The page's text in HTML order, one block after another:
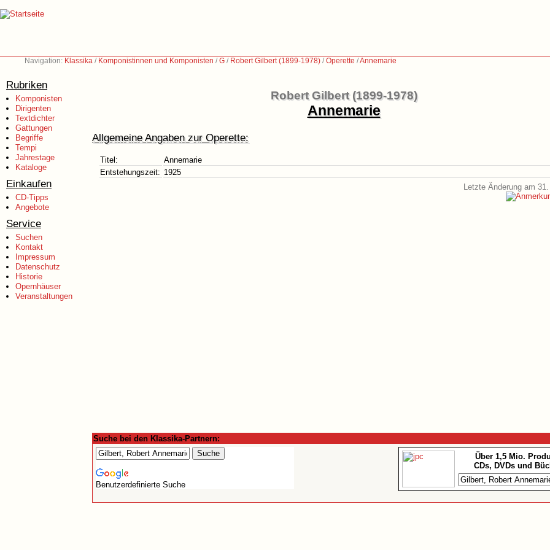
Navigation: Klassika / Komponistinnen und Komponisten /G / Robert Gilbert (1899-1978) /Operette /Annemarie
Rubriken
Komponisten
Dirigenten
Textdichter
Gattungen
Begriffe
Tempi
Jahrestage
Kataloge
Einkaufen
CD-Tipps
Angebote
Service
Suchen
Kontakt
Impressum
Datenschutz
Historie
Opernhäuser
Veranstaltungen
Robert Gilbert (1899-1978)
Annemarie
Allgemeine Angaben zur Operette:
Titel:
Annemarie
Entstehungszeit: 1925
Letzte Änderung am
Suche bei den Klassika-Partnern:
Benutzerdefinierte Suche
Über 1,5 Mio.
CDs, DVDs und